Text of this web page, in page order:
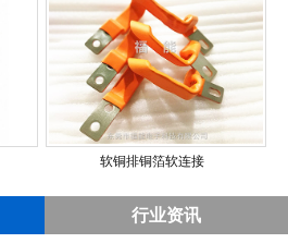
软铜排铜箔软连接
行业资讯